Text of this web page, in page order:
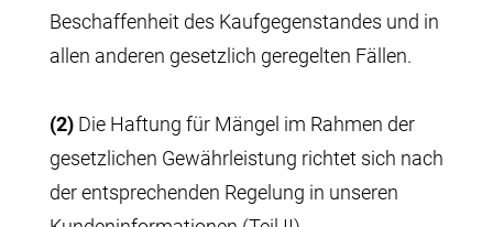
Beschaffenheit des Kaufgegenstandes und in
allen anderen gesetzlich geregelten Fällen.
(2)Die Haftung für Mängel im Rahmen der
gesetzlichen Gewährleistung richtet sich nach
der entsprechenden Regelung in unseren